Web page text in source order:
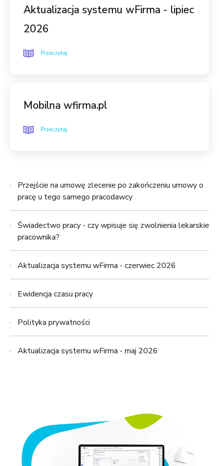
Aktualizacja systemu wFirma - lipiec
2026
Przeczytaj
Mobilna wfirma.pl
Przeczytaj
Przejście na umowę zlecenie po zakończeniu umowy o
pracę u tego samego pracodawcy
Świadectwo pracy - czy wpisuje się zwolnienia lekarskie
pracownika?
Aktualizacja systemu wFirma - czerwiec 2026
Ewidencja czasu pracy
Polityka prywatności
Aktualizacja systemu wFirma - maj 2026